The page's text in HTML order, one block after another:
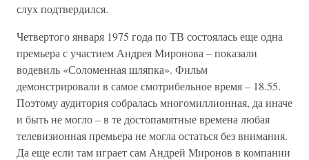
слух подтвердился.
Четвертого января 1975 года по ТВ состоялась еще одна
премьера с участием Андрея Миронова – показали
водевиль «Соломенная шляпка». Фильм
демонстрировали в самое смотрибельное время – 18.55.
Поэтому аудитория собралась многомиллионная, да иначе
и быть не могло – в те достопамятные времена любая
телевизионная премьера не могла остаться без внимания.
Да еще если там играет сам Андрей Миронов в компании